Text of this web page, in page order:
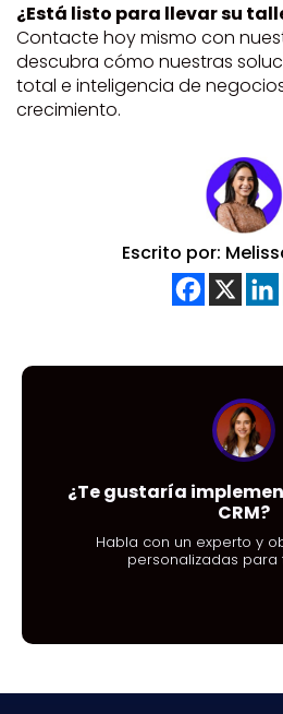
¿Está listo para llevar su
Contacte hoy mismo con
descubra cómo nuestras
total e inteligencia de
crecimiento.
Escrito por:
¿Te gustaría
CRM?
Habla con un experto y
personalizadas para